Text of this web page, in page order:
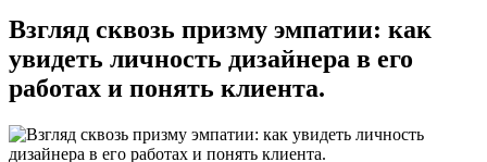
Взгляд сквозь призму эмпатии: как
увидеть личность дизайнера в его
работах и понять клиента.